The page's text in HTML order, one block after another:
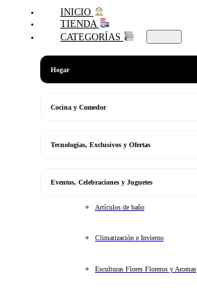
INICIO
TIENDA
CATEGORÍAS
Hogar
Cocina y Comedor
Tecnologias, Exclusivos y Ofertas
Eventos, Celebraciones y Juguetes
Artículos de baño
Climatización e Invierno
Esculturas Flores Floreros y Aromas